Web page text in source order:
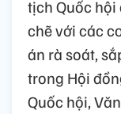
tịch Quốc
chẽ với các
án rà soát,
trong Hội
Quốc hội,